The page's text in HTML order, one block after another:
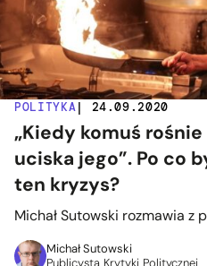
POLITYKA| 24.09.2020
„Kiedy komuś
uciska jego”. Po co
ten kryzys?
Michał Sutowski rozmawia z
Michał Sutowski
Publicysta Krytyki Politycznej